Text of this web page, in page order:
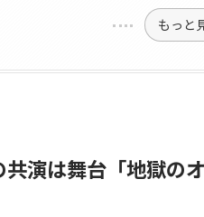
もっと
演は舞台「地獄の